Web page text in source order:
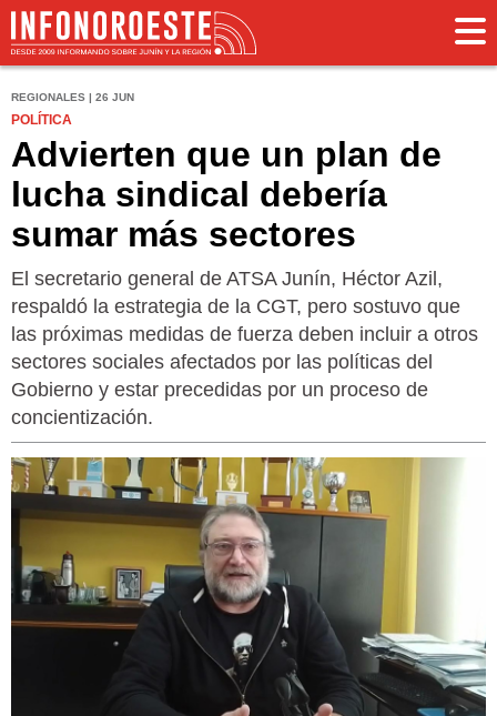
REGIONALES | 26 JUN
POLÍTICA
Advierten que un plan de
lucha sindical debería
sumar más sectores
El secretario general de ATSA Junín, Héctor Azil,
respaldó la estrategia de la CGT, pero sostuvo que
las próximas medidas de fuerza deben incluir a otros
sectores sociales afectados por las políticas del
Gobierno y estar precedidas por un proceso de
concientización.